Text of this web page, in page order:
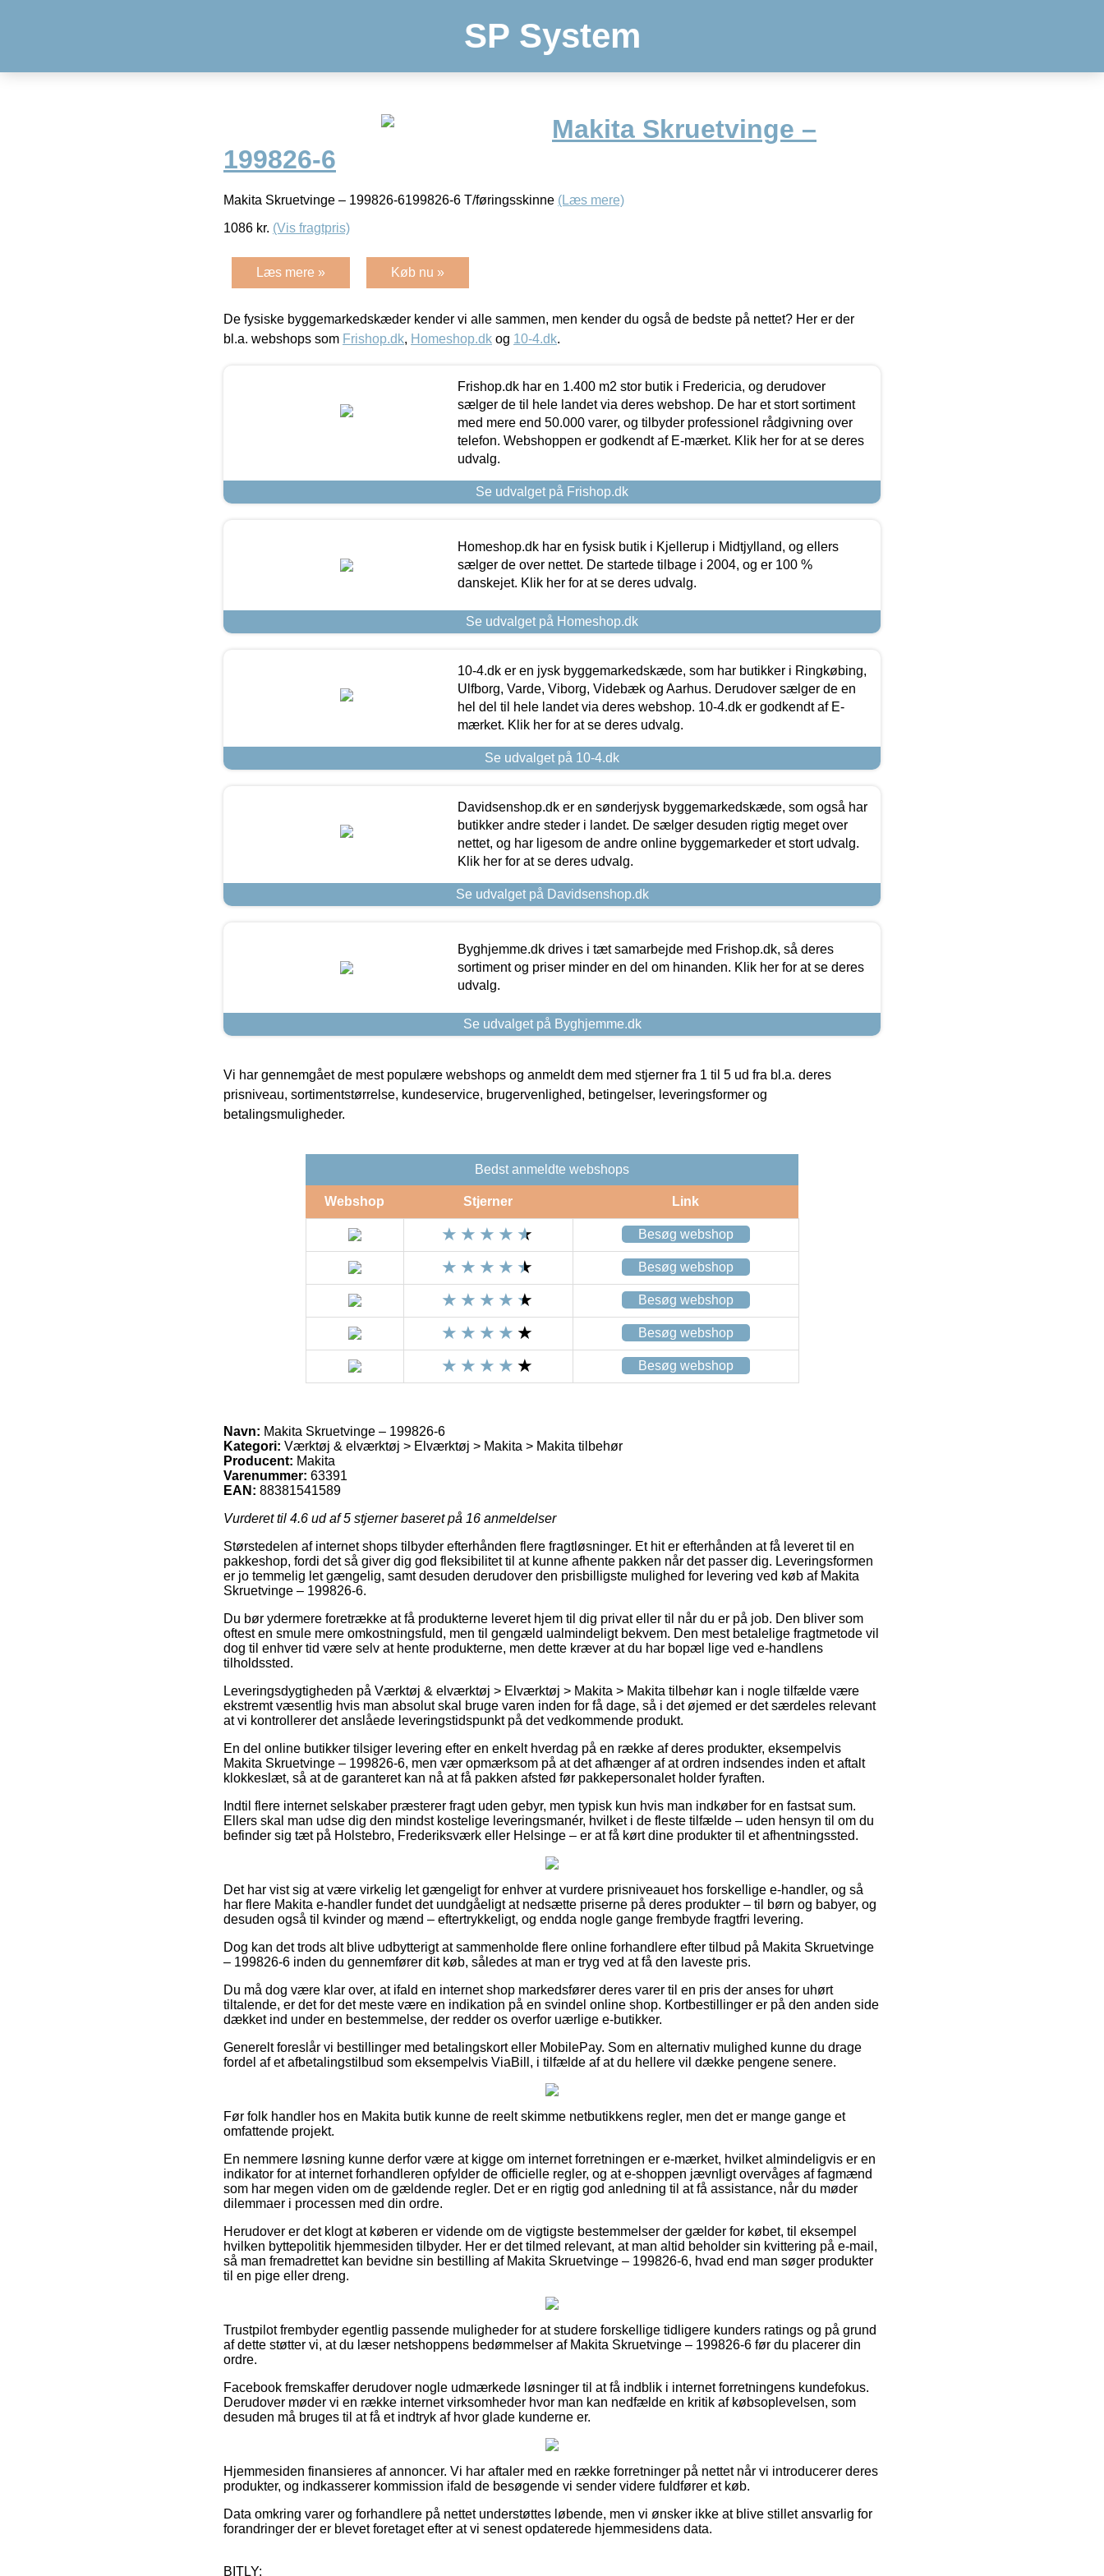
SP System
Makita Skruetvinge –
199826-6
Makita Skruetvinge – 199826-6199826-6 T/føringsskinne (Læs mere)
1086 kr. (Vis fragtpris)
Læs mere » Køb nu »
De fysiske byggemarkedskæder kender vi alle sammen, men kender du også de bedste på nettet? Her er der
bl.a. webshops som Frishop.dk, Homeshop.dk og 10-4.dk.
Frishop.dk har en 1.400 m2 stor butik i Fredericia, og derudover
sælger de til hele landet via deres webshop. De har et stort sortiment
med mere end 50.000 varer, og tilbyder professionel rådgivning over
telefon. Webshoppen er godkendt af E-mærket. Klik her for at se deres
udvalg.
Se udvalget på Frishop.dk
Homeshop.dk har en fysisk butik i Kjellerup i Midtjylland, og ellers
sælger de over nettet. De startede tilbage i 2004, og er 100 %
danskejet. Klik her for at se deres udvalg.
Se udvalget på Homeshop.dk
10-4.dk er en jysk byggemarkedskæde, som har butikker i Ringkøbing,
Ulfborg, Varde, Viborg, Videbæk og Aarhus. Derudover sælger de en
hel del til hele landet via deres webshop. 10-4.dk er godkendt af E-
mærket. Klik her for at se deres udvalg.
Se udvalget på 10-4.dk
Davidsenshop.dk er en sønderjysk byggemarkedskæde, som også har
butikker andre steder i landet. De sælger desuden rigtig meget over
nettet, og har ligesom de andre online byggemarkeder et stort udvalg.
Klik her for at se deres udvalg.
Se udvalget på Davidsenshop.dk
Byghjemme.dk drives i tæt samarbejde med Frishop.dk, så deres
sortiment og priser minder en del om hinanden. Klik her for at se deres
udvalg.
Se udvalget på Byghjemme.dk
Vi har gennemgået de mest populære webshops og anmeldt dem med stjerner fra 1 til 5 ud fra bl.a. deres
prisniveau, sortimentstørrelse, kundeservice, brugervenlighed, betingelser, leveringsformer og
betalingsmuligheder.
Bedst anmeldte webshops
Webshop Stjerner Link
Besøg webshop
Besøg webshop
Besøg webshop
Besøg webshop
Besøg webshop
Navn: Makita Skruetvinge – 199826-6
Kategori: Værktøj & elværktøj > Elværktøj > Makita > Makita tilbehør
Producent: Makita
Varenummer: 63391
EAN: 88381541589
Vurderet til 4.6 ud af 5 stjerner baseret på 16 anmeldelser
Størstedelen af internet shops tilbyder efterhånden flere fragtløsninger. Et hit er efterhånden at få leveret til en
pakkeshop, fordi det så giver dig god fleksibilitet til at kunne afhente pakken når det passer dig. Leveringsformen
er jo temmelig let gængelig, samt desuden derudover den prisbilligste mulighed for levering ved køb af Makita
Skruetvinge – 199826-6.
Du bør ydermere foretrække at få produkterne leveret hjem til dig privat eller til når du er på job. Den bliver som
oftest en smule mere omkostningsfuld, men til gengæld ualmindeligt bekvem. Den mest betalelige fragtmetode vil
dog til enhver tid være selv at hente produkterne, men dette kræver at du har bopæl lige ved e-handlens
tilholdssted.
Leveringsdygtigheden på Værktøj & elværktøj > Elværktøj > Makita > Makita tilbehør kan i nogle tilfælde være
ekstremt væsentlig hvis man absolut skal bruge varen inden for få dage, så i det øjemed er det særdeles relevant
at vi kontrollerer det anslåede leveringstidspunkt på det vedkommende produkt.
En del online butikker tilsiger levering efter en enkelt hverdag på en række af deres produkter, eksempelvis
Makita Skruetvinge – 199826-6, men vær opmærksom på at det afhænger af at ordren indsendes inden et aftalt
klokkeslæt, så at de garanteret kan nå at få pakken afsted før pakkepersonalet holder fyraften.
Indtil flere internet selskaber præsterer fragt uden gebyr, men typisk kun hvis man indkøber for en fastsat sum.
Ellers skal man udse dig den mindst kostelige leveringsmanér, hvilket i de fleste tilfælde – uden hensyn til om du
befinder sig tæt på Holstebro, Frederiksværk eller Helsinge – er at få kørt dine produkter til et afhentningssted.
Det har vist sig at være virkelig let gængeligt for enhver at vurdere prisniveauet hos forskellige e-handler, og så
har flere Makita e-handler fundet det uundgåeligt at nedsætte priserne på deres produkter – til børn og babyer, og
desuden også til kvinder og mænd – eftertrykkeligt, og endda nogle gange frembyde fragtfri levering.
Dog kan det trods alt blive udbytterigt at sammenholde flere online forhandlere efter tilbud på Makita Skruetvinge
– 199826-6 inden du gennemfører dit køb, således at man er tryg ved at få den laveste pris.
Du må dog være klar over, at ifald en internet shop markedsfører deres varer til en pris der anses for uhørt
tiltalende, er det for det meste være en indikation på en svindel online shop. Kortbestillinger er på den anden side
dækket ind under en bestemmelse, der redder os overfor uærlige e-butikker.
Generelt foreslår vi bestillinger med betalingskort eller MobilePay. Som en alternativ mulighed kunne du drage
fordel af et afbetalingstilbud som eksempelvis ViaBill, i tilfælde af at du hellere vil dække pengene senere.
Før folk handler hos en Makita butik kunne de reelt skimme netbutikkens regler, men det er mange gange et
omfattende projekt.
En nemmere løsning kunne derfor være at kigge om internet forretningen er e-mærket, hvilket almindeligvis er en
indikator for at internet forhandleren opfylder de officielle regler, og at e-shoppen jævnligt overvåges af fagmænd
som har megen viden om de gældende regler. Det er en rigtig god anledning til at få assistance, når du møder
dilemmaer i processen med din ordre.
Herudover er det klogt at køberen er vidende om de vigtigste bestemmelser der gælder for købet, til eksempel
hvilken byttepolitik hjemmesiden tilbyder. Her er det tilmed relevant, at man altid beholder sin kvittering på e-mail,
så man fremadrettet kan bevidne sin bestilling af Makita Skruetvinge – 199826-6, hvad end man søger produkter
til en pige eller dreng.
Trustpilot frembyder egentlig passende muligheder for at studere forskellige tidligere kunders ratings og på grund
af dette støtter vi, at du læser netshoppens bedømmelser af Makita Skruetvinge – 199826-6 før du placerer din
ordre.
Facebook fremskaffer derudover nogle udmærkede løsninger til at få indblik i internet forretningens kundefokus.
Derudover møder vi en række internet virksomheder hvor man kan nedfælde en kritik af købsoplevelsen, som
desuden må bruges til at få et indtryk af hvor glade kunderne er.
Hjemmesiden finansieres af annoncer. Vi har aftaler med en række forretninger på nettet når vi introducerer deres
produkter, og indkasserer kommission ifald de besøgende vi sender videre fuldfører et køb.
Data omkring varer og forhandlere på nettet understøttes løbende, men vi ønsker ikke at blive stillet ansvarlig for
forandringer der er blevet foretaget efter at vi senest opdaterede hjemmesidens data.
BITLY: